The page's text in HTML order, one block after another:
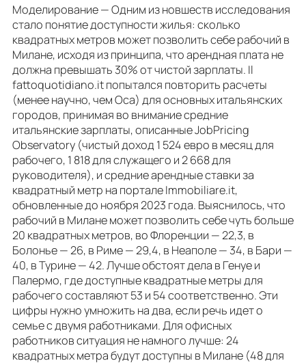
Моделирование — Одним из новшеств исследования
стало понятие доступности жилья: сколько
квадратных метров может позволить себе рабочий в
Милане, исходя из принципа, что арендная плата не
должна превышать 30% от чистой зарплаты. Il
fattoquotidiano.it попытался повторить расчеты
(менее научно, чем Oca) для основных итальянских
городов, принимая во внимание средние
итальянские зарплаты, описанные JobPricing
Observatory (чистый доход 1 524 евро в месяц для
рабочего, 1 818 для служащего и 2 668 для
руководителя), и средние арендные ставки за
квадратный метр на портале Immobiliare.it,
обновленные до ноября 2023 года. Выяснилось, что
рабочий в Милане может позволить себе чуть больше
20 квадратных метров, во Флоренции — 22,3, в
Болонье — 26, в Риме — 29,4, в Неаполе — 34, в Бари —
40, в Турине — 42. Лучше обстоят дела в Генуе и
Палермо, где доступные квадратные метры для
рабочего составляют 53 и 54 соответственно. Эти
цифры нужно умножить на два, если речь идет о
семье с двумя работниками. Для офисных
работников ситуация не намного лучше: 24
квадратных метра будут доступны в Милане (48 для